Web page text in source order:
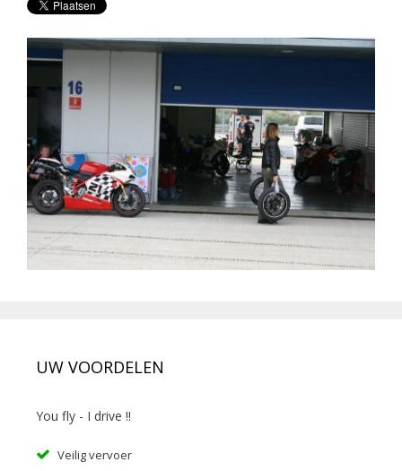
UW VOORDELEN
You fly - I drive !!
Veilig vervoer